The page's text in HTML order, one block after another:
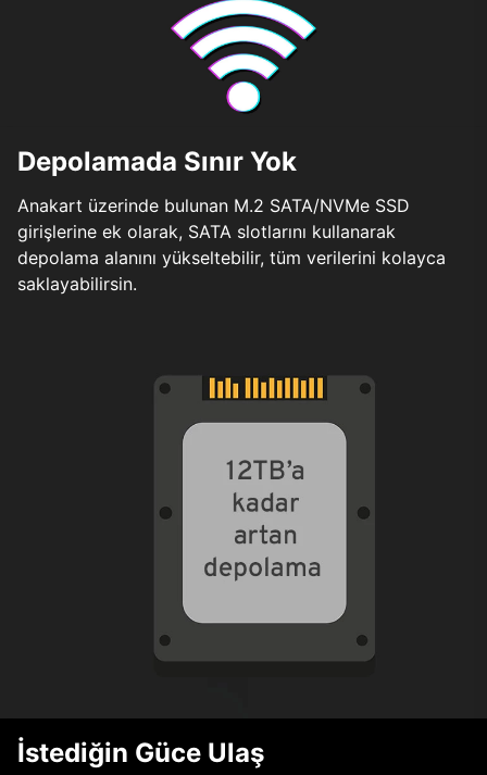
Depolamada Sınır Yok
Anakart üzerinde bulunan M.2 SATA/NVMe SSD
girişlerine ek olarak, SATA slotlarını kullanarak
depolama alanını yükseltebilir, tüm verilerini kolayca
saklayabilirsin.
İstediğin Güce Ulaş